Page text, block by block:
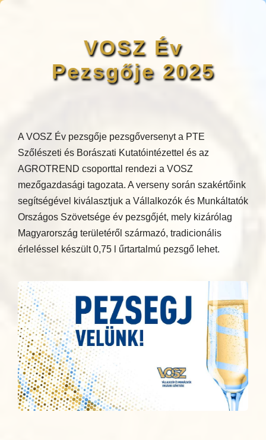
VOSZ Év
Pezsgője 2025
A VOSZ Év pezsgője pezsgőversenyt a PTE
Szőlészeti és Borászati Kutatóintézettel és az
AGROTREND csoporttal rendezi a VOSZ
mezőgazdasági tagozata. A verseny során szakértőink
segítségével kiválasztjuk a Vállalkozók és Munkáltatók
Országos Szövetsége év pezsgőjét, mely kizárólag
Magyarország területéről származó, tradicionális
érleléssel készült 0,75 l űrtartalmú pezsgő lehet.